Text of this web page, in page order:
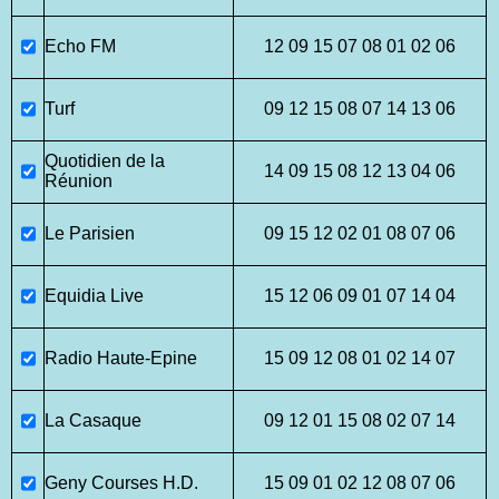
Echo FM 12 09 15 07 08 01 02 06
Turf 09 12 15 08 07 14 13 06
Quotidien de la
Réunion
14 09 15 08 12 13 04 06
Le Parisien 09 15 12 02 01 08 07 06
Equidia Live 15 12 06 09 01 07 14 04
Radio Haute-Epine 15 09 12 08 01 02 14 07
La Casaque 09 12 01 15 08 02 07 14
Geny Courses H.D. 15 09 01 02 12 08 07 06